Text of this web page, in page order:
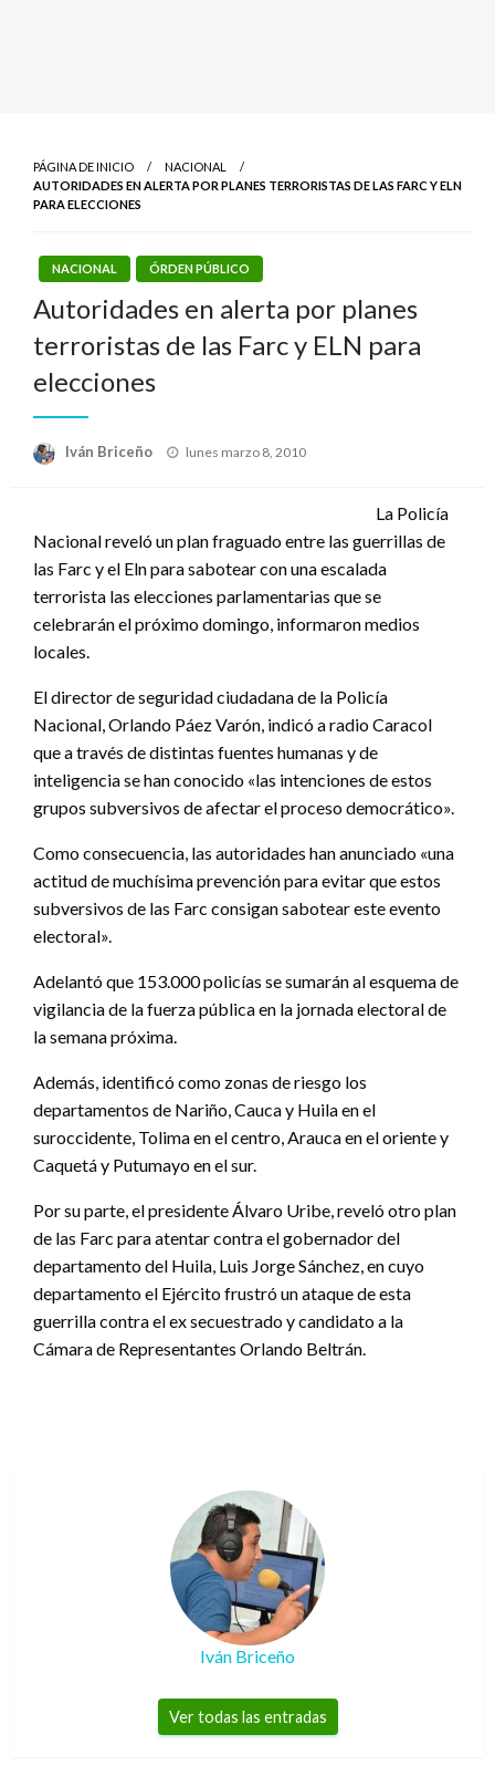
PÁGINA DE INICIO
NACIONAL
AUTORIDADES EN ALERTA POR PLANES TERRORISTAS DE LAS FARC Y ELN
PARA ELECCIONES
NACIONAL ÓRDEN PÚBLICO
Autoridades en alerta por planes
terroristas de las Farc y ELN para
elecciones
Iván Briceño
Publicado
lunes marzo 8, 2010
La Policía
Nacional reveló un plan fraguado entre las guerrillas de
las Farc y el Eln para sabotear con una escalada
terrorista las elecciones parlamentarias que se
celebrarán el próximo domingo, informaron medios
locales.
El director de seguridad ciudadana de la Policía
Nacional, Orlando Páez Varón, indicó a radio Caracol
que a través de distintas fuentes humanas y de
inteligencia se han conocido «las intenciones de estos
grupos subversivos de afectar el proceso democrático».
Como consecuencia, las autoridades han anunciado «una
actitud de muchísima prevención para evitar que estos
subversivos de las Farc consigan sabotear este evento
electoral».
Adelantó que 153.000 policías se sumarán al esquema de
vigilancia de la fuerza pública en la jornada electoral de
la semana próxima.
Además, identificó como zonas de riesgo los
departamentos de Nariño, Cauca y Huila en el
suroccidente, Tolima en el centro, Arauca en el oriente y
Caquetá y Putumayo en el sur.
Por su parte, el presidente Álvaro Uribe, reveló otro plan
de las Farc para atentar contra el gobernador del
departamento del Huila, Luis Jorge Sánchez, en cuyo
departamento el Ejército frustró un ataque de esta
guerrilla contra el ex secuestrado y candidato a la
Cámara de Representantes Orlando Beltrán.
Iván Briceño
Ver todas las entradas